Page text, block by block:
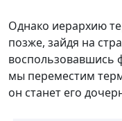
Однако иерархию
позже, зайдя на
воспользовавшись
мы переместим
он станет его